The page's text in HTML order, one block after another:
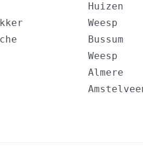
Huizen
Weesp
Bussum
Weesp
Almere